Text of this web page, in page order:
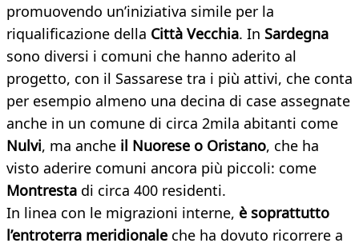
promuovendo un’iniziativa simile per la
riqualificazione della Città Vecchia. In Sardegna
sono diversi i comuni che hanno aderito al
progetto, con il Sassarese tra i più attivi, che conta
per esempio almeno una decina di case assegnate
anche in un comune di circa 2mila abitanti come
Nulvi, ma anche il Nuorese o Oristano, che ha
visto aderire comuni ancora più piccoli: come
Montresta di circa 400 residenti.
In linea con le migrazioni interne, è soprattutto
l’entroterra meridionale che ha dovuto ricorrere a